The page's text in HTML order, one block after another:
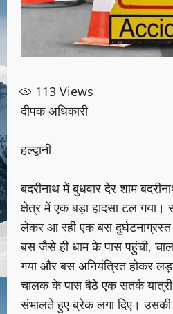
113 Views
दीपक अधिकारी
हल्द्वानी
बदरीनाथ में बुधवार देर शाम
क्षेत्र में एक बड़ा हादसा टल गया।
लेकर आ रही एक बस
बस जैसे ही धाम के पास पहुंची,
गया और बस अनियंत्रित होकर
चालक के पास बैठे एक सतर्क
संभालते हुए ब्रेक लगा दिए।